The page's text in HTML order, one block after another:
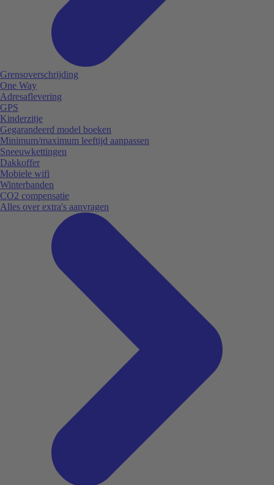
Grensoverschrijding
One Way
Adresaflevering
GPS
Kinderzitje
Gegarandeerd model boeken
Minimum/maximum leeftijd aanpassen
Sneeuwkettingen
Dakkoffer
Mobiele wifi
Winterbanden
CO2 compensatie
Alles over extra's aanvragen